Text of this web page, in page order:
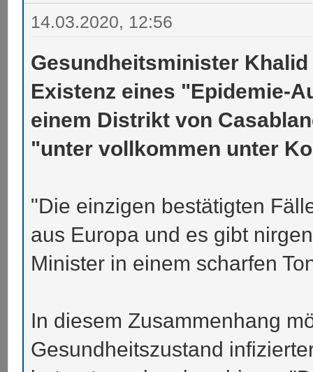
14.03.2020, 12:56
Gesundheitsminister
Existenz eines "Epidemie-
einem Distrikt von
"unter vollkommen unter
"Die einzigen bestätigten
aus Europa und es gibt
Minister in einem scharfen
In diesem Zusammenhang
Gesundheitszustand